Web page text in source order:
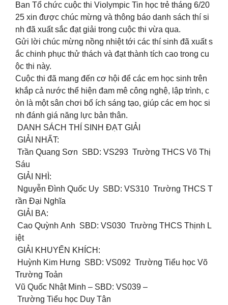
Ban Tổ chức cuộc thi Violympic Tin học trẻ tháng 6/20
25 xin được chúc mừng và thông báo danh sách thí si
nh đã xuất sắc đạt giải trong cuộc thi vừa qua.
Gửi lời chúc mừng nồng nhiệt tới các thí sinh đã xuất s
ắc chinh phục thử thách và đạt thành tích cao trong cu
ộc thi này.
Cuộc thi đã mang đến cơ hội để các em học sinh trên
khắp cả nước thể hiện đam mê công nghệ, lập trình, c
òn là một sân chơi bổ ích sáng tạo, giúp các em học si
nh đánh giá năng lực bản thân.
DANH SÁCH THÍ SINH ĐẠT GIẢI
GIẢI NHẤT:
Trần Quang Sơn SBD: VS293 Trường THCS Võ Thị
Sáu
GIẢI NHÌ:
Nguyễn Đình Quốc Uy SBD: VS310 Trường THCS T
rần Đại Nghĩa
GIẢI BA:
Cao Quỳnh Anh SBD: VS030 Trường THCS Thịnh L
iệt
GIẢI KHUYẾN KHÍCH:
Huỳnh Kim Hưng SBD: VS092 Trường Tiểu học Võ
Trường Toản
Vũ Quốc Nhật Minh – SBD: VS039 –
Trường Tiểu học Duy Tân